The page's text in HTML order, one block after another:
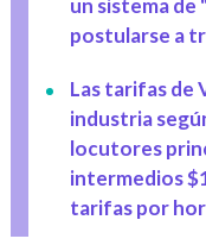
un sistema
postularse a
Las tarifas de
industria
locutores
intermedios
tarifas por